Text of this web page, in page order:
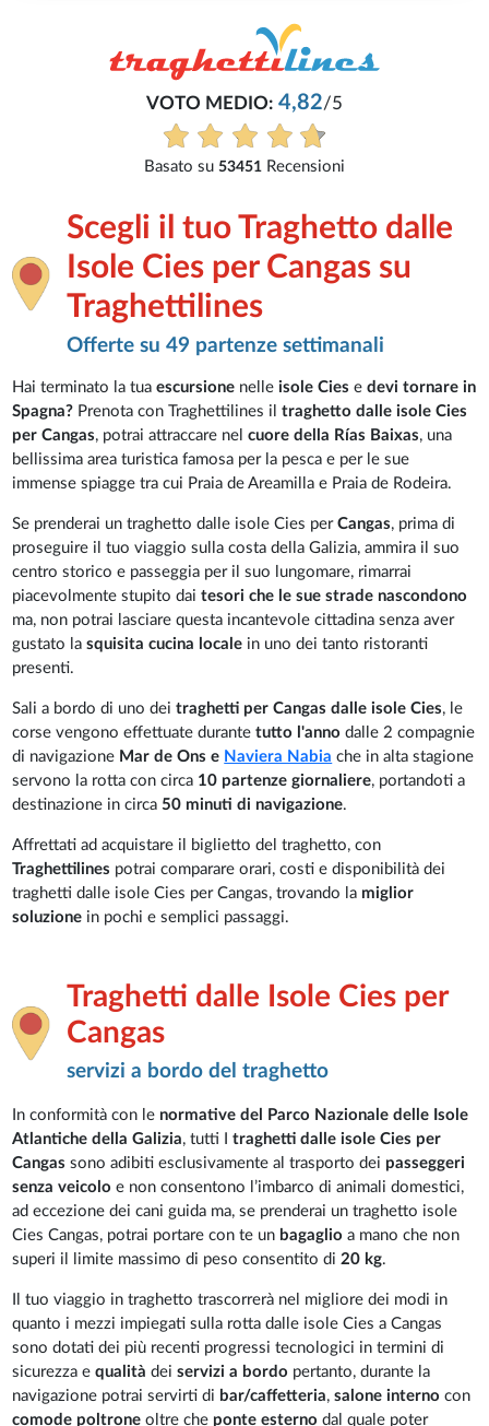
VOTO MEDIO: 4,82 /5
Basato su53451 Recensioni
Scegli il tuo Traghetto dalle
Isole Cies per Cangas su
Traghettilines
Offerte su 49 partenze settimanali
Hai terminato la tuaescursione nelleisole Cies edevi tornare in
Spagna? Prenota con Traghettilines iltraghetto dalle isole Cies
per Cangas, potrai attraccare nelcuore della Rías Baixas, una
bellissima area turistica famosa per la pesca e per le sue
immense spiagge tra cui Praia de Areamilla e Praia de Rodeira.
Se prenderai un traghetto dalle isole Cies perCangas, prima di
proseguire il tuo viaggio sulla costa della Galizia, ammira il suo
centro storico e passeggia per il suo lungomare, rimarrai
piacevolmente stupito daitesori che le sue strade nascondono
ma, non potrai lasciare questa incantevole cittadina senza aver
gustato lasquisita cucina locale in uno dei tanto ristoranti
presenti.
Sali a bordo di uno deitraghetti per Cangas dalle isole Cies, le
corse vengono effettuate durante tutto l'anno dalle 2 compagnie
di navigazione Mar de Ons e Naviera Nabia che in alta stagione
servono la rotta con circa 10 partenze giornaliere, portandoti a
destinazione in circa50 minuti di navigazione.
Affrettati ad acquistare il biglietto del traghetto, con
Traghettilines potrai comparare orari, costi e disponibilità dei
traghetti dalle isole Cies per Cangas, trovando la miglior
soluzione in pochi e semplici passaggi.
Traghetti dalle Isole Cies per
Cangas
servizi a bordo del traghetto
In conformità con le normative del Parco Nazionale delle Isole
Atlantiche della Galizia, tutti Itraghetti dalle isole Cies per
Cangas sono adibiti esclusivamente al trasporto dei passeggeri
senza veicolo e non consentono l’imbarco di animali domestici,
ad eccezione dei cani guida ma, se prenderai un traghetto isole
Cies Cangas, potrai portare con te un bagaglioa mano che non
superi il limite massimo di peso consentito di20 kg.
Il tuo viaggio in traghetto trascorrerà nel migliore dei modi in
quanto i mezzi impiegati sulla rotta dalle isole Cies a Cangas
sono dotati dei più recenti progressi tecnologici in termini di
sicurezza equalitàdeiservizi a bordo pertanto, durante la
navigazione potrai servirti di bar/caffetteria,salone interno con
comode poltrone oltre che ponte esterno dal quale poter